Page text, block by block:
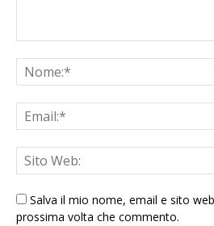
Salva il mio nome, email e sito
prossima volta che commento.